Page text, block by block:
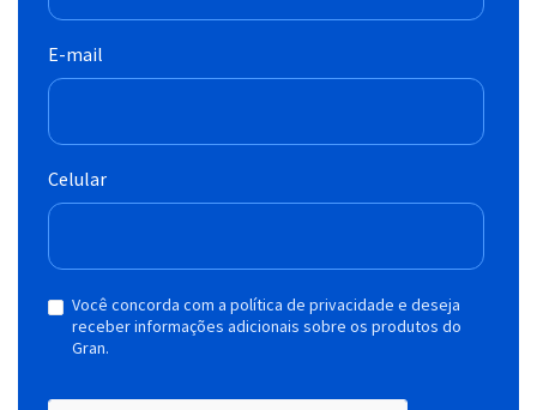
E-mail
Celular
Você concorda com a política de privacidade e deseja
receber informações adicionais sobre os produtos do
Gran.